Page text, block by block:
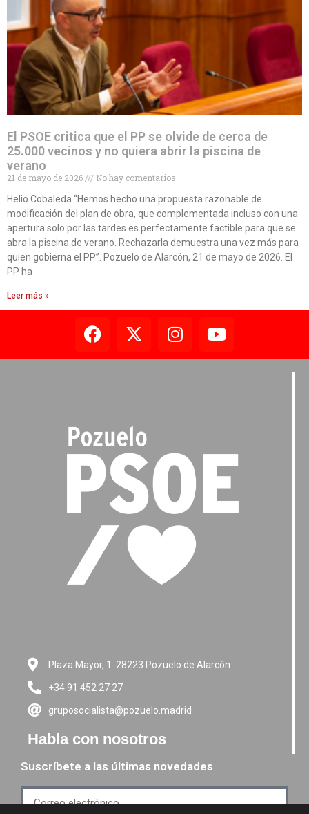
El PSOE critica que el PP se olvide de cerca de
25.000 vecinos y no quiera abrir la piscina de
verano
21 de mayo de 2026
No hay comentarios
Helio Cobaleda “Hemos hecho una propuesta razonable de
modificación del plan de obra, que complementada incluso con una
apertura solo por las tardes es perfectamente factible para que se
abra la piscina de verano. Rechazarla demuestra una vez más para
quien gobierna el PP”. Pozuelo de Alarcón, 21 de mayo de 2026. El
PP ha
Leer más »
Plaza Mayor, 1. 28223 Pozuelo de Alarcón
+34 91 452 27 27
gruposocialista@pozuelo.madrid
Habla con nosotros
Suscríbete a las últimas novedades